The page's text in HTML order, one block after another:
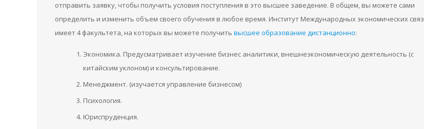
отправить заявку, чтобы получить условия поступления в это высшее заведение. В общем, вы можете сами
определить и изменить объем своего обучения в любое время. Институт Международных экономических
имеет 4 факультета, на которых вы можете получить высшее образование дистанционно:
Экономика. Предусматривает изучение бизнес аналитики, внешнеэкономическую деятельность (с
китайским уклоном) и консультирование.
Менеджмент. (изучается управление бизнесом)
Психология.
Юриспруденция.